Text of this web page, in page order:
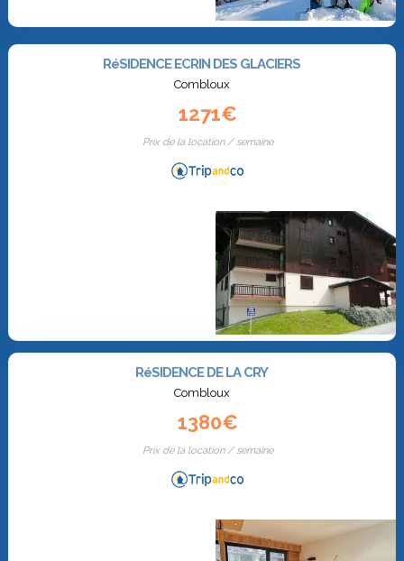
RéSIDENCE ECRIN DES GLACIERS
Combloux
1271€
Prix de la location / semaine
RéSIDENCE DE LA CRY
Combloux
1380€
Prix de la location / semaine